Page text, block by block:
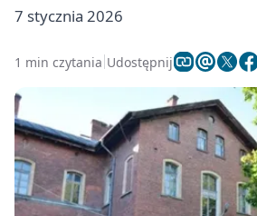
7 stycznia 2026
1 min czytania Udostępnij